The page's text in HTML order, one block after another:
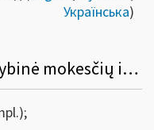
Українська)
​​​​​​​Klaipėdos apskrities valstybinė mokesčių inspekcija skelbia viešą aukcioną ir parduoda: